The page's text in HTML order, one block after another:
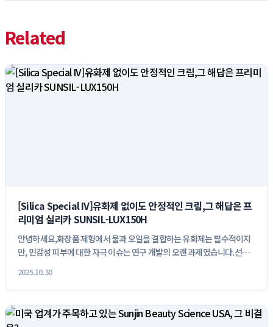
Related
[Silica Special IV]유화제 없이도 안정적인 크림,그 해답은 프
리미엄 실리카 SUNSIL-LUX150H
안녕하세요,화장품 제형에서 물과 오일을 결합하는 유화제는 필수적이지
만, 민감성 피부에 대한 자극 이슈는 연구 개발의 오랜 과제였습니다.선진
2025.10.30